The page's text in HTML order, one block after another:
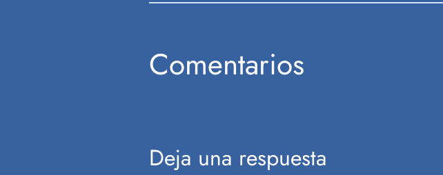
Comentarios
Deja una respuesta